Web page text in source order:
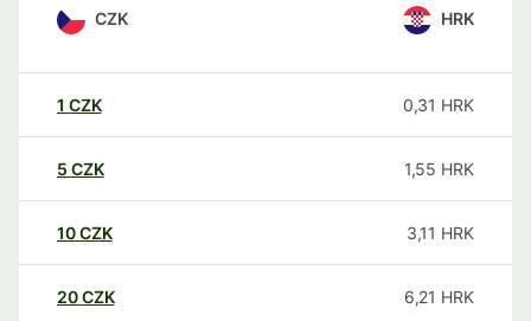
CZK HRK
1 CZK 0,31 HRK
5 CZK 1,55 HRK
10CZK 3,11 HRK
20CZK 6,21 HRK